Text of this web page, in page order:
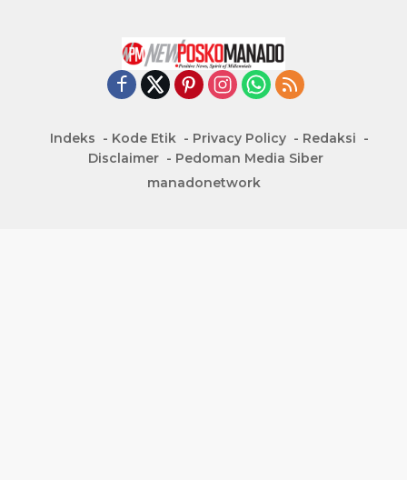
Indeks Kode Etik Privacy Policy
Redaksi
Disclaimer
Pedoman Media Siber
manadonetwork